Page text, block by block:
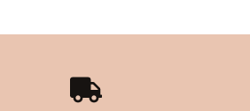
muunnelma.
Voit